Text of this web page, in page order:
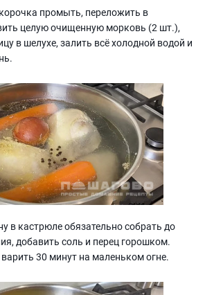
промыть, переложить в
целую очищенную морковь (2 шт.),
в шелухе, залить всё холодной водой и
в кастрюле обязательно собрать до
добавить соль и перец горошком.
30 минут на маленьком огне.